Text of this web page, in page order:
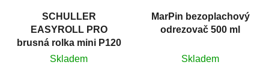
SCHULLER
EASYROLL PRO
brusná rolka mini P120
Skladem
MarPin bezoplachový
odrezovač 500 ml
Skladem